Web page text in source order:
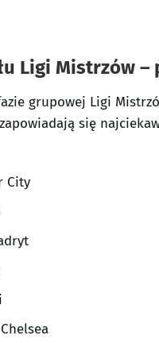
Ligi Mistrzów –
grupowej Ligi
się
City